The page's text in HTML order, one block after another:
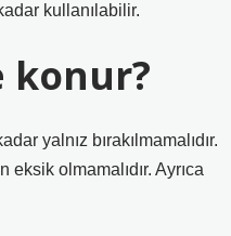
kullanılabilir.
konur?
yalnız bırakılmamalıdır.
olmamalıdır. Ayrıca